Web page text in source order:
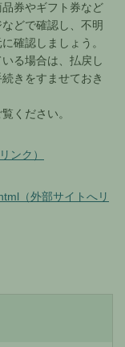
券やギフト券など
どで確認し、不明
確認しましょう。
る場合は、払戻し
きをすませておき
ください。
ンク）
（外部サイトへリ